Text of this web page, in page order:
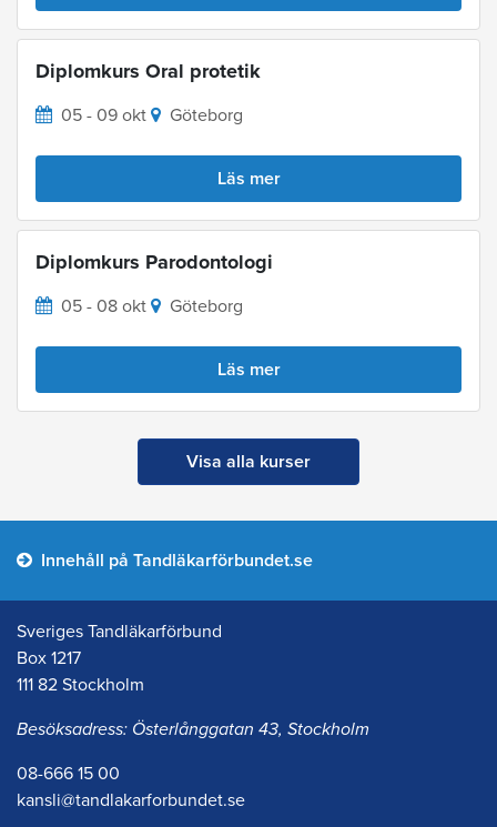
Diplomkurs Oral protetik
05 - 09 okt Göteborg
Läs mer
Diplomkurs Parodontologi
05 - 08 okt Göteborg
Läs mer
Visa alla kurser
Innehåll på Tandläkarförbundet.se
Sveriges Tandläkarförbund
Box 1217
111 82 Stockholm
Besöksadress: Österlånggatan 43, Stockholm
08-666 15 00
kansli@tandlakarforbundet.se